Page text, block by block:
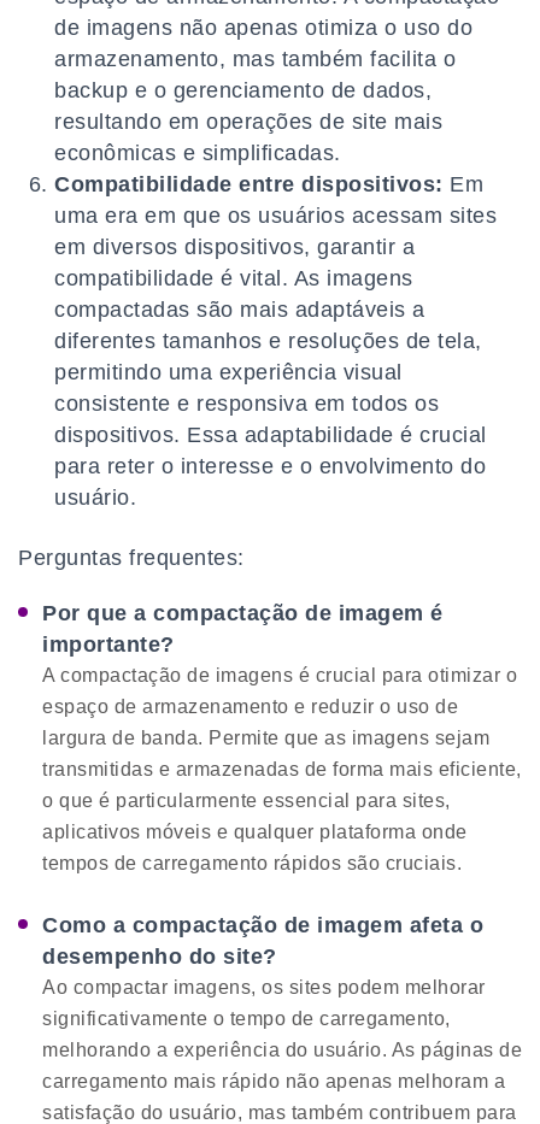
de imagens não apenas otimiza o uso do
armazenamento, mas também facilita o
backup e o gerenciamento de dados,
resultando em operações de site mais
econômicas e simplificadas.
Compatibilidade entre dispositivos: Em
uma era em que os usuários acessam sites
em diversos dispositivos, garantir a
compatibilidade é vital. As imagens
compactadas são mais adaptáveis a
diferentes tamanhos e resoluções de tela,
permitindo uma experiência visual
consistente e responsiva em todos os
dispositivos. Essa adaptabilidade é crucial
para reter o interesse e o envolvimento do
usuário.
Perguntas frequentes:
Por que a compactação de imagem é
importante?
A compactação de imagens é crucial para otimizar o
espaço de armazenamento e reduzir o uso de
largura de banda. Permite que as imagens sejam
transmitidas e armazenadas de forma mais eficiente,
o que é particularmente essencial para sites,
aplicativos móveis e qualquer plataforma onde
tempos de carregamento rápidos são cruciais.
Como a compactação de imagem afeta o
desempenho do site?
Ao compactar imagens, os sites podem melhorar
significativamente o tempo de carregamento,
melhorando a experiência do usuário. As páginas de
carregamento mais rápido não apenas melhoram a
satisfação do usuário, mas também contribuem para